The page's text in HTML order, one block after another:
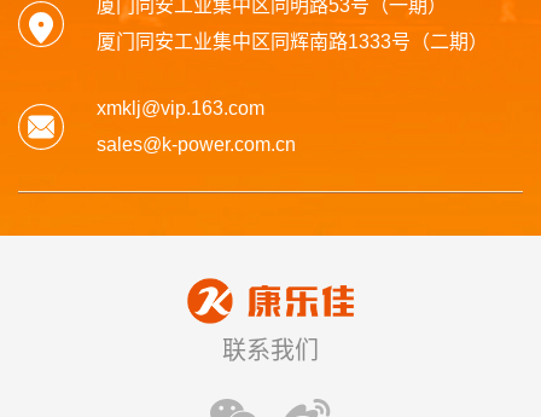
厦门同安工业集中区同明路53号（一期）
厦门同安工业集中区同辉南路1333号（二期）
xmklj@vip.163.com
sales@k-power.com.cn
联系我们